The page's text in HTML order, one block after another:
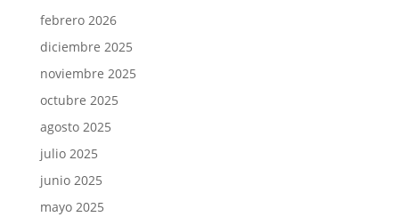
febrero 2026
diciembre 2025
noviembre 2025
octubre 2025
agosto 2025
julio 2025
junio 2025
mayo 2025